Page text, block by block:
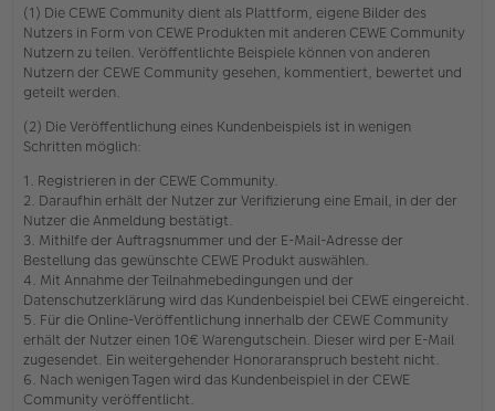
(1) Die CEWE Community dient als Plattform, eigene Bilder des
Nutzers in Form von CEWE Produkten mit anderen CEWE Community
Nutzern zu teilen. Veröffentlichte Beispiele können von anderen
Nutzern der CEWE Community gesehen, kommentiert, bewertet und
geteilt werden.
(2) Die Veröffentlichung eines Kundenbeispiels ist in wenigen
Schritten möglich:
1. Registrieren in der CEWE Community.
2. Daraufhin erhält der Nutzer zur Verifizierung eine Email, in der der
Nutzer die Anmeldung bestätigt.
3. Mithilfe der Auftragsnummer und der E-Mail-Adresse der
Bestellung das gewünschte CEWE Produkt auswählen.
4. Mit Annahme der Teilnahmebedingungen und der
Datenschutzerklärung wird das Kundenbeispiel bei CEWE eingereicht.
5. Für die Online-Veröffentlichung innerhalb der CEWE Community
erhält der Nutzer einen 10€ Warengutschein. Dieser wird per E-Mail
zugesendet. Ein weitergehender Honoraranspruch besteht nicht.
6. Nach wenigen Tagen wird das Kundenbeispiel in der CEWE
Community veröffentlicht.